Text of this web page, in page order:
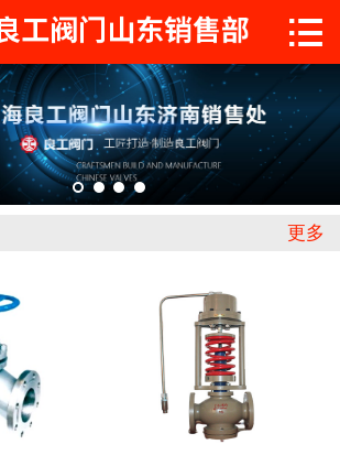
 首页
关于工良
产品中心
工程案例
联系我们

更多